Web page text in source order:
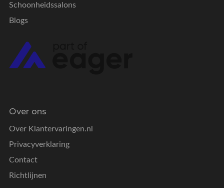
Schoonheidssalons
Blogs
Over ons
Over Klantervaringen.nl
Privacyverklaring
Contact
Richtlijnen